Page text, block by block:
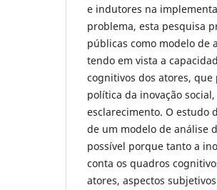
e indutores na
problema, esta pesquisa
públicas como modelo de
tendo em vista a
cognitivos dos atores,
política da inovação
esclarecimento. O estudo
de um modelo de análise
possível porque tanto a
conta os quadros
atores, aspectos